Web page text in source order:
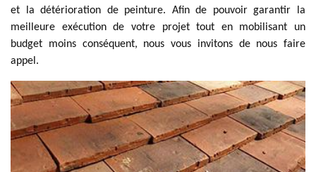
et la détérioration de peinture. Afin de pouvoir garantir la
meilleure exécution de votre projet tout en mobilisant un
budget moins conséquent, nous vous invitons de nous faire
appel.